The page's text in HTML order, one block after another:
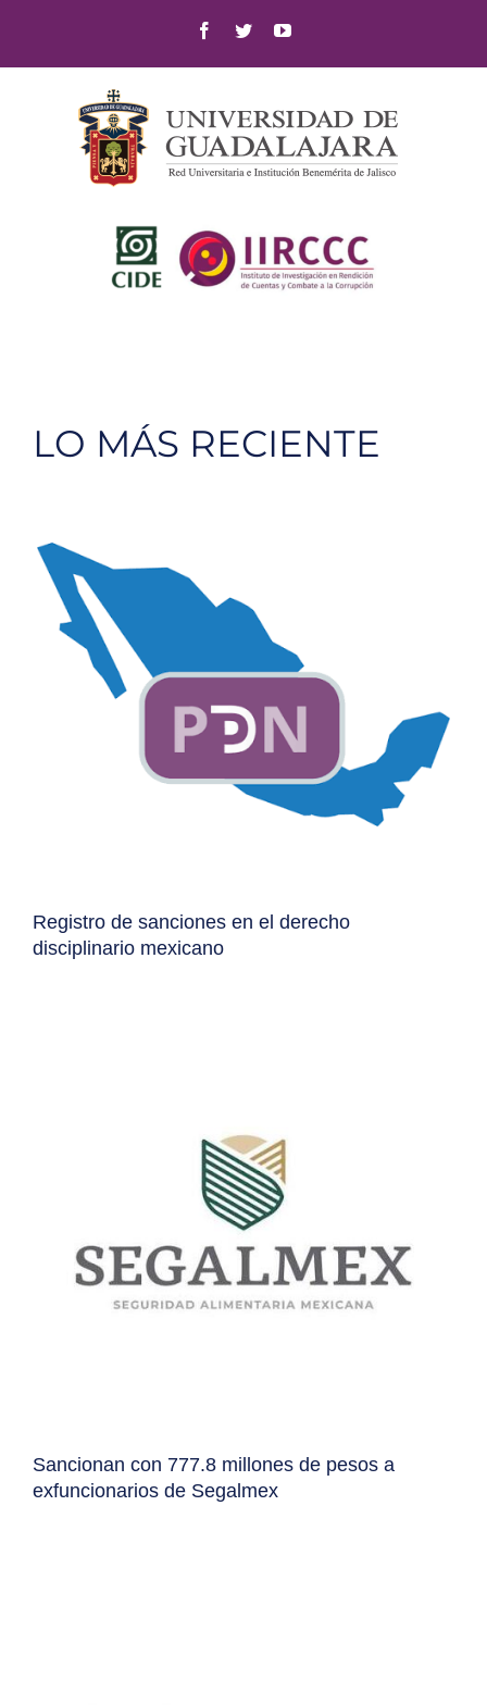
content
Facebook
TwitterYouTube
LO MÁS RECIENTE
Registro de sanciones en el derecho
disciplinario mexicano
Sancionan con 777.8 millones de pesos a
exfuncionarios de Segalmex